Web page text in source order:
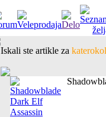
Iskali ste artikle za